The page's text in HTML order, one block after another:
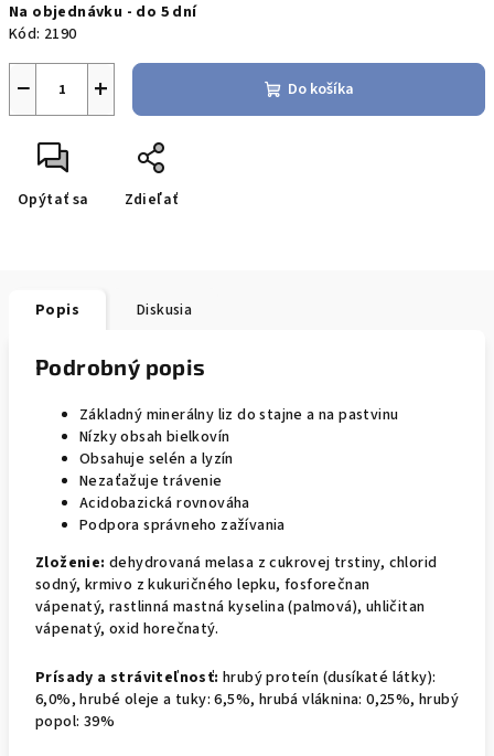
cena:
Na objednávku - do 5 dní
Kód: 2190
+
− Do košíka
Opýtať sa Zdieľať
Popis Diskusia
Podrobný popis
Základný minerálny liz do stajne a na pastvinu
Nízky obsah bielkovín
Obsahuje selén a lyzín
Nezaťažuje trávenie
Acidobazická rovnováha
Podpora správneho zažívania
Zloženie: dehydrovaná melasa z cukrovej trstiny, chlorid
sodný, krmivo z kukuričného lepku, fosforečnan
vápenatý, rastlinná mastná kyselina (palmová), uhličitan
vápenatý, oxid horečnatý.
Prísady a stráviteľnosť: hrubý proteín (dusíkaté látky):
6,0%, hrubé oleje a tuky: 6,5%, hrubá vláknina: 0,25%, hrubý
popol: 39%